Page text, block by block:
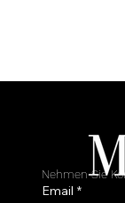
Nehmen Sie
Email *